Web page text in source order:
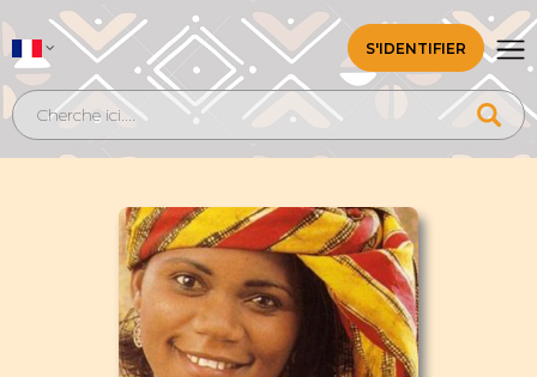
S'IDENTIFIER